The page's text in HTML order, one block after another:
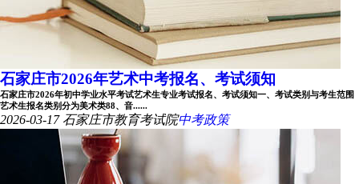
石家庄市2026年艺术中考报名、考试须知
石家庄市2026年初中学业水平考试艺术生专业考试报名、考试须知一、考试类别与考生范围
艺术生报名类别分为美术类88、音......
2026-03-17 石家庄市教育考试院中考政策